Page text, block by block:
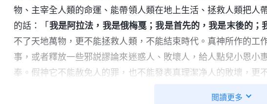
物、主宰全人類的命運、能帶領人類在地上生活、拯救人類把人
的話：「 我是阿拉法，我是俄梅戛；我是首先的，我是末後的；
不了天地萬物，更不能拯救人類，不能結束時代。真神所作的工
事，或者釋放一些邪説謬論來迷惑人、敗壞人，給人點兒小恩小
奉。假神它不能赦免人的罪，也不能發表真理潔净人的敗壞，更
閲讀更多